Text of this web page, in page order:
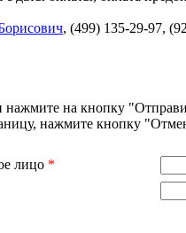
, (499) 135-29-97,
на кнопку
нажмите кнопку
лицо *